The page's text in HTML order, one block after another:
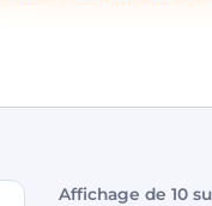
Affichage de 10